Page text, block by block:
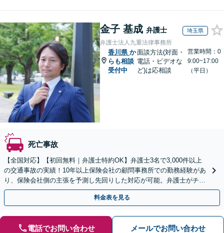
金子 基成 弁護士 埼玉県
弁護士法人九重法律事務所
香川県 か
らも相談
受付中
面談方法(対面・
電話・ビデオな
ど)は応相談
営業時間：0
9:00~17:00
（平日）
死亡事故
【全国対応】【初回無料｜弁護士特約OK】弁護士3名で3,000件以上
の交通事故の実績！10年以上保険会社の顧問事務所での勤務経験があ
り、保険会社側の主張を予測し先回りした対応が可能。弁護士がチー
ムとなり示談交渉、休業損害、後遺障害等に対応。
料金表を見る
電話でお問い合わせ メールでお問い合わせ